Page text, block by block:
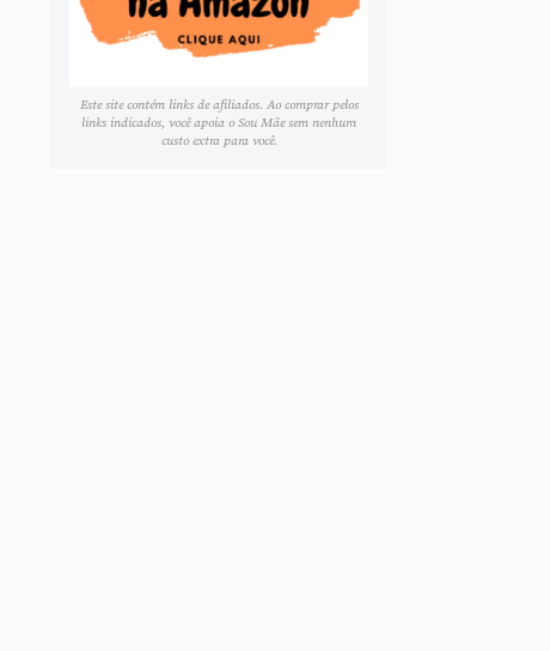
Este site contém links de afiliados. Ao comprar pelos
links indicados, você apoia o Sou Mãe sem nenhum
custo extra para você.